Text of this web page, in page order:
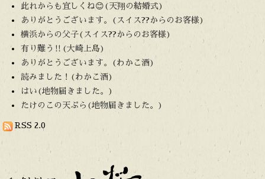
此れからも宜しくね😊(天翔の結婚式)
ありがとうございます。(スイス??からのお客様)
横浜からの父子(スイス??からのお客様)
有り難う‼️(大崎上島)
ありがとうございます。(わかこ酒)
読みました！(わかこ酒)
はい(地物届きました。)
たけのこの天ぷら(地物届きました。)
RSS 2.0